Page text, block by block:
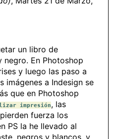
un libro de
En Photoshop
y luego las paso a
imágenes a Indesign se
que en Photoshop
impresión, las
fuerza los
PS la he llevado al
negros y blancos, y